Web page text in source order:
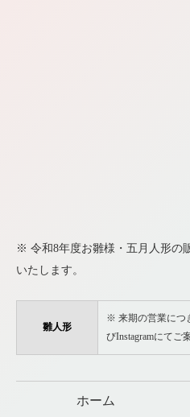
※ 令和8年度お雛様・五月人形の
いたします。
雛人形
※ 来期の営業につ
びInstagramにてご
ホーム